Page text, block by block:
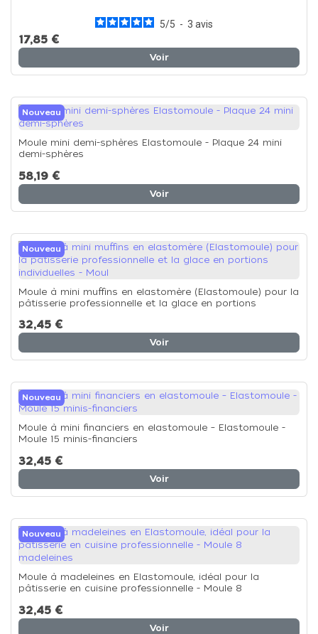
5/5 - 3 avis
17,85 €
Voir
Nouveau
Moule mini demi-sphères Elastomoule - Plaque 24 mini
demi-sphères
58,19 €
Voir
Nouveau
Moule à mini muffins en elastomère (Elastomoule) pour la
pâtisserie professionnelle et la glace en portions
32,45 €
Voir
Nouveau
Moule à mini financiers en elastomoule – Elastomoule -
Moule 15 minis-financiers
32,45 €
Voir
Nouveau
Moule à madeleines en Elastomoule, idéal pour la
pâtisserie en cuisine professionnelle - Moule 8
32,45 €
Voir